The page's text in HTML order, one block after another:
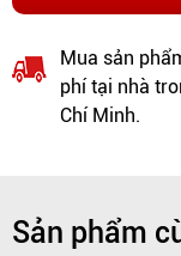
Mua sản
phí tại nhà
Chí Minh.
Sản phẩm